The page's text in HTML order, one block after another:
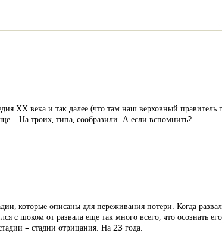
ХХ века и так далее (что там наш верховный правитель
На троих, типа, сообразили. А если вспомнить?
которые описаны для переживания потери. Когда
с шоком от развала еще так много всего, что осознать
– стадии отрицания. На 23 года.